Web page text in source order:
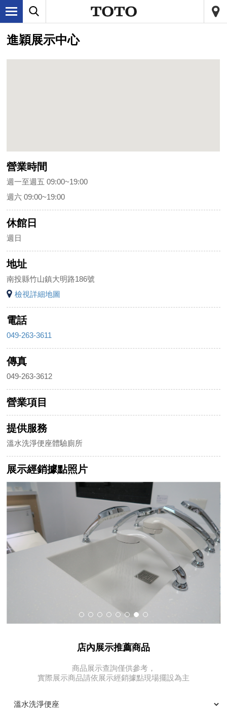
進穎展示中心
營業時間
週一至週五 09:00~19:00
週六 09:00~19:00
休館日
週日
地址
南投縣竹山鎮大明路186號
檢視詳細地圖
電話
049-263-3611
傳真
049-263-3612
營業項目
提供服務
溫水洗淨便座體驗廁所
展示經銷據點照片
店內展示推薦商品
商品展示查詢僅供參考，
實際展示商品請依展示經銷據點現場擺設為主